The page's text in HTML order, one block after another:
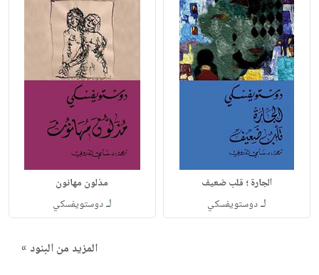
الجارة ؛ قلب ضعيف
لـدوستويفسكي
مذلون مهانون
لـدوستويفسكي
المزيد من البنود »